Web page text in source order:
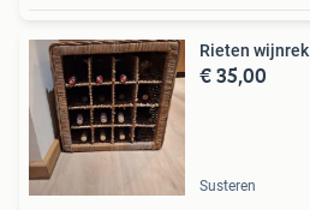
Rieten wijnrek
€ 35,00
Susteren